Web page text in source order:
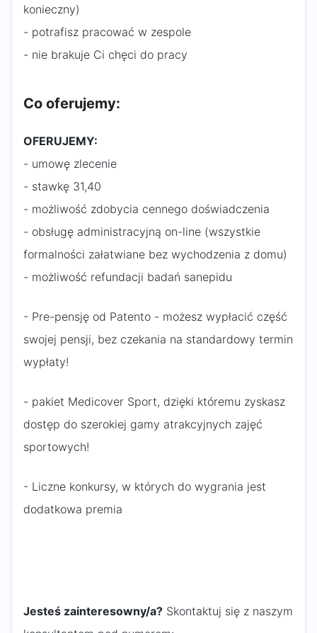
konieczny)
- potrafisz pracować w zespole
- nie brakuje Ci chęci do pracy
Co oferujemy:
OFERUJEMY:
- umowę zlecenie
- stawkę 31,40
- możliwość zdobycia cennego doświadczenia
- obsługę administracyjną on-line (wszystkie
formalności załatwiane bez wychodzenia z domu)
- możliwość refundacji badań sanepidu
- Pre-pensję od Patento - możesz wypłacić część
swojej pensji, bez czekania na standardowy termin
wypłaty!
- pakiet Medicover Sport, dzięki któremu zyskasz
dostęp do szerokiej gamy atrakcyjnych zajęć
sportowych!
- Liczne konkursy, w których do wygrania jest
dodatkowa premia
Jesteś zainteresowny/a? Skontaktuj się z naszym